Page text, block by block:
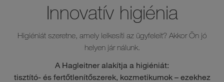
Innovatív higiénia
Higiéniát szeretne, amely lelkesíti az ügyfeleit? Akkor Ön jó
helyen jár nálunk.
A Hagleitner alakítja a higiéniát:
tisztító- és fertőtlenítőszerek, kozmetikumok – ezekhez